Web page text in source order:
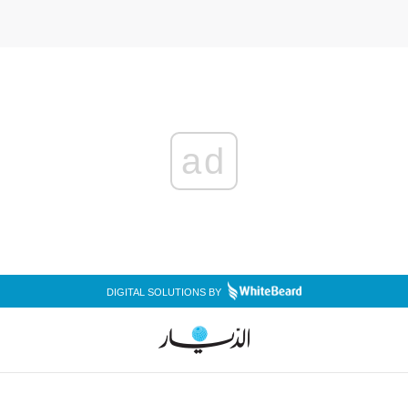
ad
DIGITAL SOLUTIONS BY